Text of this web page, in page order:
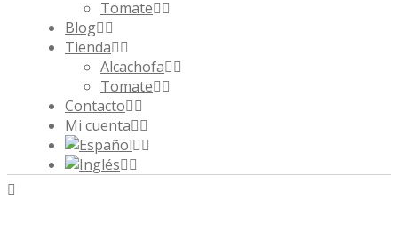
Tomate
Blog
Tienda
Alcachofa
Tomate
Contacto
Mi cuenta